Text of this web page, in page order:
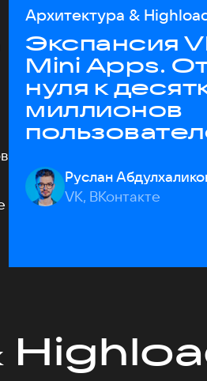
Архитектура &
Экспансия
Mini Apps.
нуля к
миллионов
аспекты
архитектуры
Руслан
VK, ВКонтакте